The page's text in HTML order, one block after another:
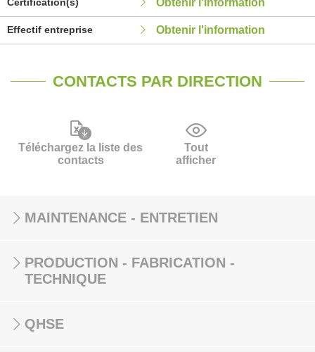
Obtenir l'information
Effectif entreprise Obtenir l'information
CONTACTS PAR DIRECTION
Téléchargez la liste des
contacts
Tout
afficher
MAINTENANCE - ENTRETIEN
PRODUCTION - FABRICATION -
TECHNIQUE
QHSE